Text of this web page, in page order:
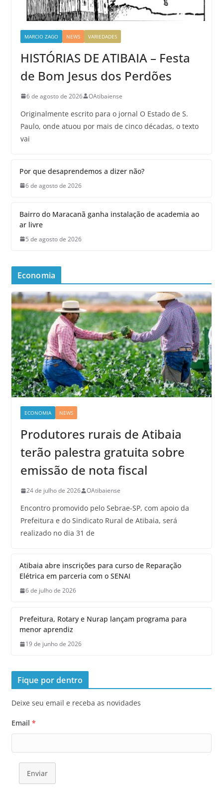
MARCIO ZAGO NEWS VARIEDADES
HISTÓRIAS DE ATIBAIA – Festa
de Bom Jesus dos Perdões
6 de agosto de 2026 OAtibaiense
Originalmente escrito para o jornal O Estado de S.
Paulo, onde atuou por mais de cinco décadas, o texto
vai
Por que desaprendemos a dizer não?
6 de agosto de 2026
Bairro do Maracanã ganha instalação de academia ao
ar livre
5 de agosto de 2026
Economia
ECONOMIA NEWS
Produtores rurais de Atibaia
terão palestra gratuita sobre
emissão de nota fiscal
24 de julho de 2026 OAtibaiense
Encontro promovido pelo Sebrae-SP, com apoio da
Prefeitura e do Sindicato Rural de Atibaia, será
realizado no dia 31 de
Atibaia abre inscrições para curso de Reparação
Elétrica em parceria com o SENAI
6 de julho de 2026
Prefeitura, Rotary e Nurap lançam programa para
menor aprendiz
19 de junho de 2026
Fique por dentro
Deixe seu email e receba as novidades
Email *
Enviar